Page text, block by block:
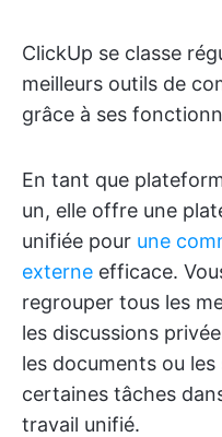
ClickUp se classe
meilleurs outils de
grâce à ses
En tant que
un, elle offre une
unifiée pour une
externe efficace.
regrouper tous les
les discussions
les documents ou
certaines tâches
travail unifié.